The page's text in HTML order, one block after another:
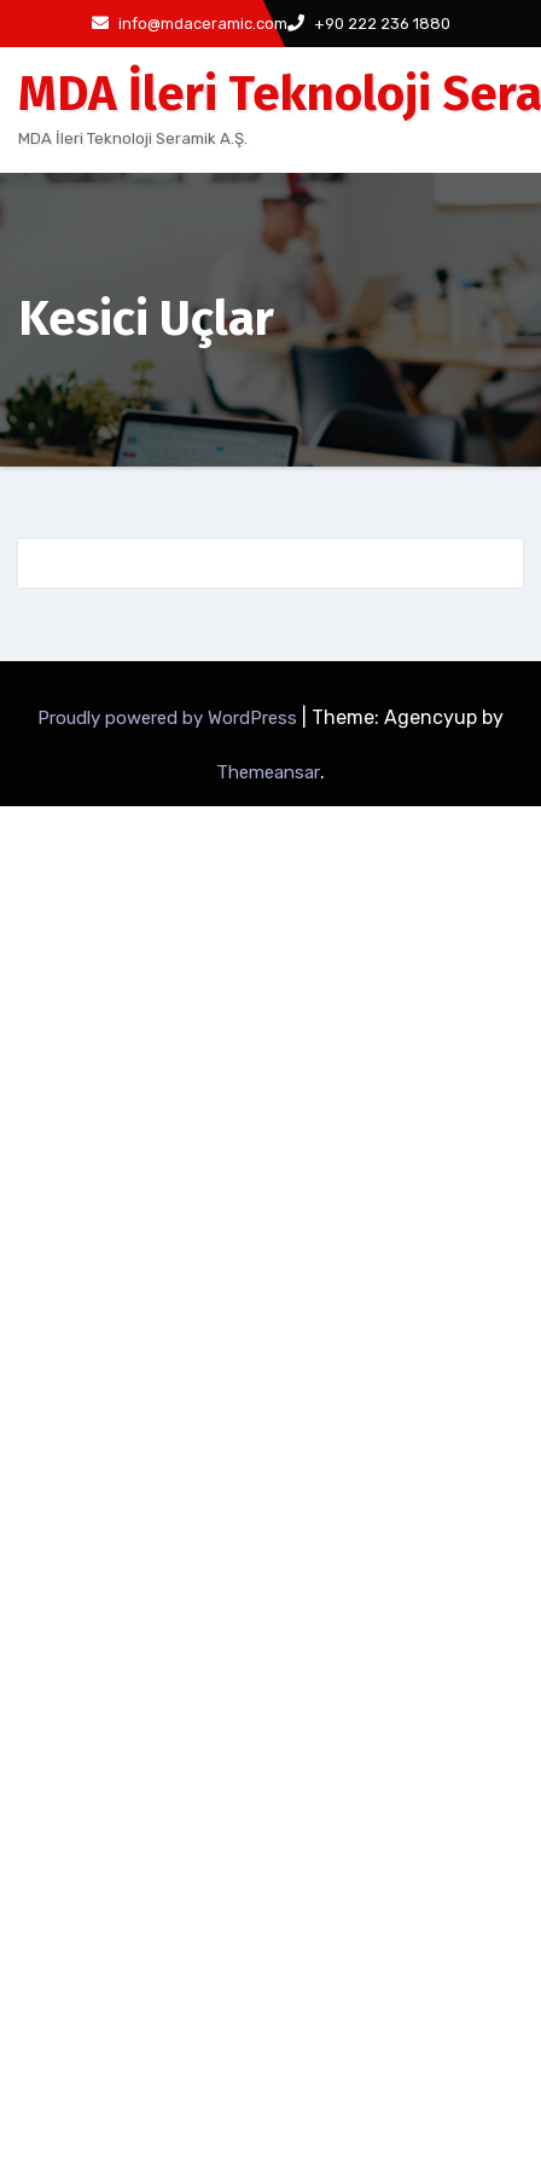
to
content
info@mdaceramic.com +90 222 236 1880
MDA İleri Teknoloji
MDA İleri Teknoloji Seramik A.Ş.
Kesici Uçlar
Proudly powered by WordPress Theme: Agencyup by
Themeansar.